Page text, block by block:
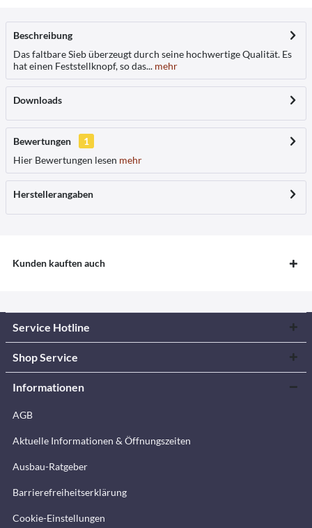
Beschreibung
Das faltbare Sieb überzeugt durch seine hochwertige Qualität. Es
hat einen Feststellknopf, so das... mehr
Downloads
Bewertungen
1
Hier Bewertungen lesen mehr
Herstellerangaben
Kunden kauften auch
Service Hotline
Shop Service
Informationen
AGB
Aktuelle Informationen & Öffnungszeiten
Ausbau-Ratgeber
Barrierefreiheitserklärung
Cookie-Einstellungen